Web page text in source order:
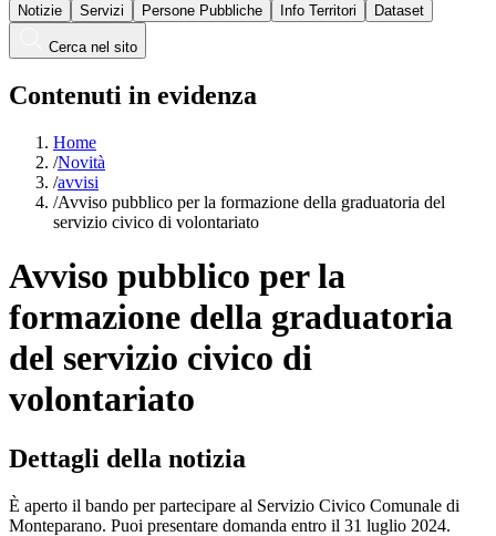
Notizie
Servizi Persone Pubbliche Info Territori Dataset
Cerca nel sito
Contenuti in evidenza
Home
/Novità
/avvisi
/Avviso pubblico per la formazione della graduatoria del
servizio civico di volontariato
Avviso pubblico per la
formazione della graduatoria
del servizio civico di
volontariato
Dettagli della notizia
È aperto il bando per partecipare al Servizio Civico Comunale di
Monteparano. Puoi presentare domanda entro il 31 luglio 2024.